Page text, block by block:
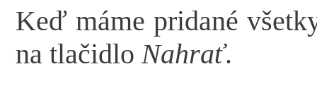
Keď máme pridané
na tlačidlo Nahrať.